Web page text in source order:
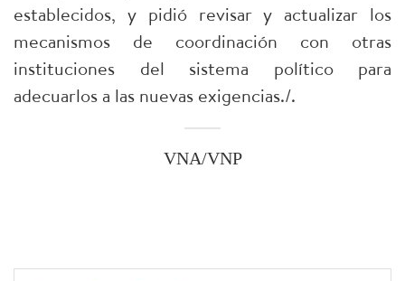
establecidos, y pidió revisar y actualizar los
mecanismos de coordinación con otras
instituciones del sistema político para
adecuarlos a las nuevas exigencias./.
VNA/VNP